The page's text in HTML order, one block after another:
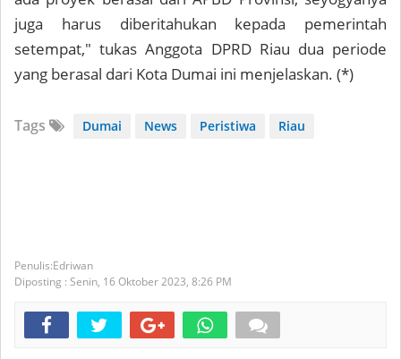
juga harus diberitahukan kepada pemerintah
setempat," tukas Anggota DPRD Riau dua periode
yang berasal dari Kota Dumai ini menjelaskan. (*)
Tags Dumai News Peristiwa Riau
Edriwan
Diposting : Senin, 16 Oktober 2023, 8:26 PM